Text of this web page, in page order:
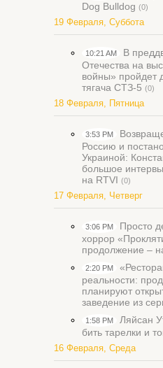
Dog Bulldog (0)
19 Февраля, Суббота
10:21 AM
В
Отечества на
войны» пройдет
тягача СТЗ-5 (0)
18 Февраля, Пятница
3:53 PM
Россию и
Украиной:
большое
на RTVI (0)
17 Февраля, Четверг
3:06 PM
Просто
хоррор
продолжение –
2:20 PM
реальности:
планируют
заведение из
1:58 PM
Ляйсан
бить тарелки и
16 Февраля, Среда